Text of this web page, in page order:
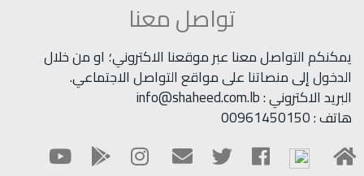
تواصل معنا
يمكنكم التواصل معنا عبر موقعنا الاكتروني؛ او من خلال
الدخول إلى منصاتنا على مواقع التواصل الاجتماعي.
البريد الاكتروني : info@shaheed.com.lb
هاتف : 00961450150